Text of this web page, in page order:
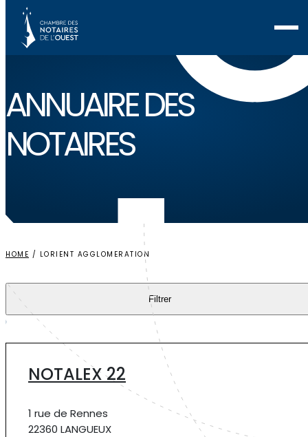
ANNUAIREDES
NOTAIRES
HOME / LORIENT AGGLOMERATION
Filtrer
NOTALEX 22
1 rue de Rennes
22360 LANGUEUX